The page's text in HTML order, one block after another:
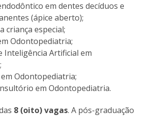
em dentes decíduos e
(ápice aberto);
criança especial;
Odontopediatria;
Inteligência Artificial em
Odontopediatria;
em Odontopediatria.
8 (oito) vagas. A pós-graduação